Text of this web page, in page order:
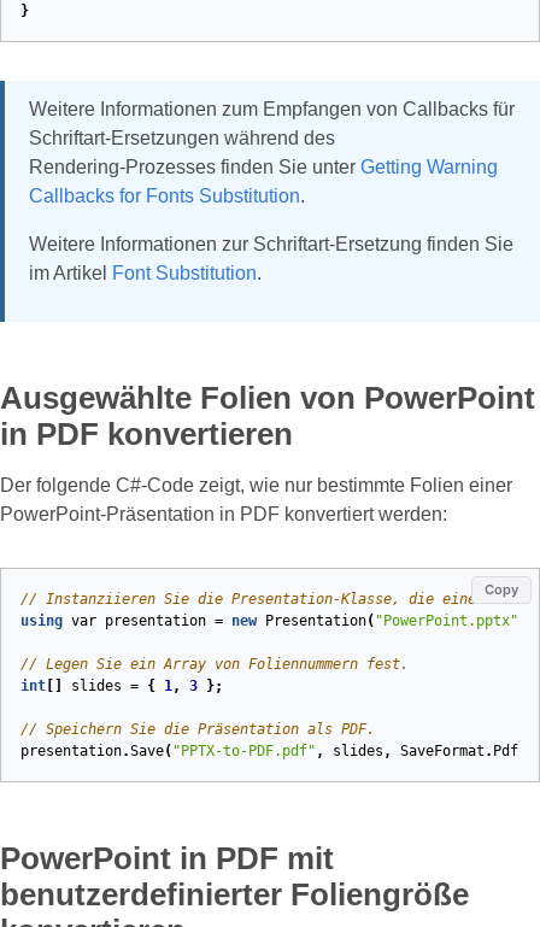
}
Weitere Informationen zum Empfangen von Callbacks für
Schriftart‑Ersetzungen während des
Rendering‑Prozesses finden Sie unter Getting Warning
Callbacks for Fonts Substitution.
Weitere Informationen zur Schriftart‑Ersetzung finden Sie
im Artikel Font Substitution.
Ausgewählte Folien von PowerPoint
in PDF konvertieren
Der folgende C#‑Code zeigt, wie nur bestimmte Folien einer
PowerPoint‑Präsentation in PDF konvertiert werden:
Copy
// Instanziieren Sie die Presentation‑Klasse, die eine
using var presentation = new Presentation( "PowerPoint.pptx"
// Legen Sie ein Array von Foliennummern fest.
int
slides = { 1, 3 };
// Speichern Sie die Präsentation als PDF.
presentation.Save( "PPTX-to-PDF.pdf" , slides , SaveFormat . Pdf
PowerPoint in PDF mit
benutzerdefinierter Foliengröße